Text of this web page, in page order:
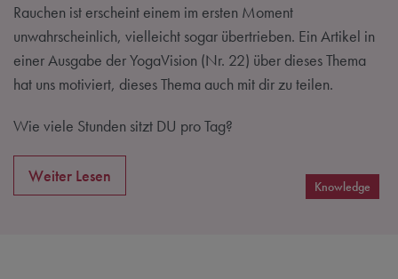
Rauchen ist erscheint einem im ersten Moment
unwahrscheinlich, vielleicht sogar übertrieben. Ein Artikel in
einer Ausgabe der YogaVision (Nr. 22) über dieses Thema
hat uns motiviert, dieses Thema auch mit dir zu teilen.
Wie viele Stunden sitzt DU pro Tag?
Weiter Lesen
Knowledge